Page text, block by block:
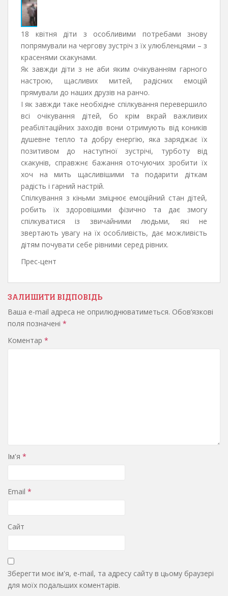
18 квітня діти з особливими потребами знову
попрямували на чергову зустріч з їх улюбленцями – з
красенями скакунами.
Як завжди діти з не аби яким очікуванням гарного
настрою, щасливих митей, радісних емоцій
прямували до наших друзів на ранчо.
І як завжди таке необхідне спілкування перевершило
всі очікування дітей, бо крім вкрай важливих
реабілітаційних заходів вони отримують від коників
душевне тепло та добру енергію, яка заряджає їх
позитивом до наступної зустрічі, турботу від
скакунів, справжнє бажання оточуючих зробити їх
хоч на мить щасливішими та подарити діткам
радість і гарний настрій.
Спілкування з кіньми зміцнює емоційний стан дітей,
робить їх здоровішими фізично та дає змогу
спілкуватися із звичайними людьми, які не
звертають увагу на їх особливість, дає можливість
дітям почувати себе рівними серед рівних.
Прес-цент
ЗАЛИШИТИ ВІДПОВІДЬ
Ваша e-mail адреса не оприлюднюватиметься. Обов’язкові
поля позначені *
Коментар *
Ім'я *
Email *
Сайт
Зберегти моє ім'я, e-mail, та адресу сайту в цьому браузері
для моїх подальших коментарів.